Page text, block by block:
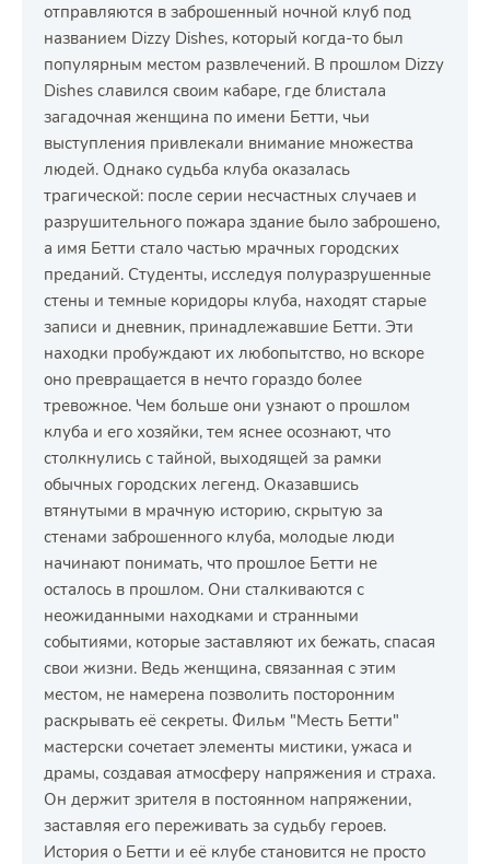
отправляются в заброшенный ночной клуб под
названием Dizzy Dishes, который когда-то был
популярным местом развлечений. В прошлом Dizzy
Dishes славился своим кабаре, где блистала
загадочная женщина по имени Бетти, чьи
выступления привлекали внимание множества
людей. Однако судьба клуба оказалась
трагической: после серии несчастных случаев и
разрушительного пожара здание было заброшено,
а имя Бетти стало частью мрачных городских
преданий. Студенты, исследуя полуразрушенные
стены и темные коридоры клуба, находят старые
записи и дневник, принадлежавшие Бетти. Эти
находки пробуждают их любопытство, но вскоре
оно превращается в нечто гораздо более
тревожное. Чем больше они узнают о прошлом
клуба и его хозяйки, тем яснее осознают, что
столкнулись с тайной, выходящей за рамки
обычных городских легенд. Оказавшись
втянутыми в мрачную историю, скрытую за
стенами заброшенного клуба, молодые люди
начинают понимать, что прошлое Бетти не
осталось в прошлом. Они сталкиваются с
неожиданными находками и странными
событиями, которые заставляют их бежать, спасая
свои жизни. Ведь женщина, связанная с этим
местом, не намерена позволить посторонним
раскрывать её секреты. Фильм "Месть Бетти"
мастерски сочетает элементы мистики, ужаса и
драмы, создавая атмосферу напряжения и страха.
Он держит зрителя в постоянном напряжении,
заставляя его переживать за судьбу героев.
История о Бетти и её клубе становится не просто